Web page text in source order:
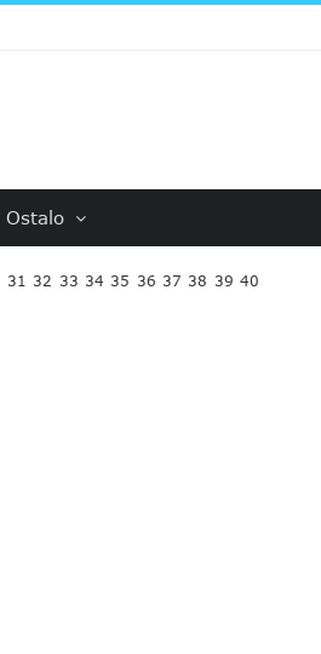
Ostalo
31 32 33 34 35 36 37 38 39 40